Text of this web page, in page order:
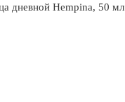
дневной Hempina, 50 мл